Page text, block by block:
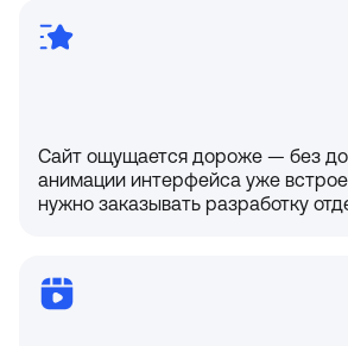
Сайт ощущается дороже — без
анимации интерфейса уже
нужно заказывать разработку